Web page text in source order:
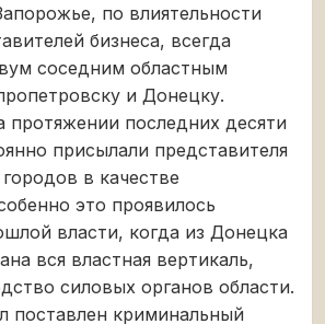
по влиятельности
бизнеса, всегда
соседним областным
и Донецку.
протяжении последних десяти
присылали представителя
в качестве
это проявилось
власти, когда из Донецка
вся властная вертикаль,
силовых органов области.
поставлен криминальный